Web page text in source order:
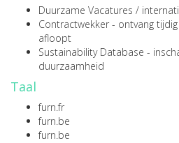
Duurzame Vacatures /
Contractwekker - ontvang
afloopt
Sustainability Database -
duurzaamheid
Taal
furn.fr
furn.be
furn.be